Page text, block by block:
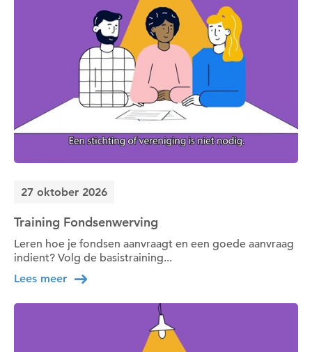
27 oktober 2026
Training Fondsenwerving
Leren hoe je fondsen aanvraagt en een goede aanvraag
indient? Volg de basistraining...
Lees meer